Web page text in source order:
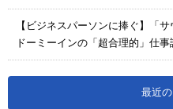
【ビジネスパーソンに捧ぐ】「
ドーミーインの「超合理的」仕事
最近